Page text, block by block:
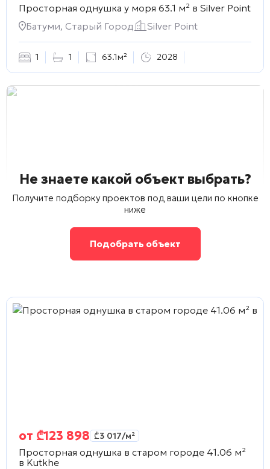
Просторная однушка у моря 63.1 м² в Silver Point
Батуми, Старый Город
Silver Point
1 1 63.1м² 2028
Не знаете какой объект выбрать?
Получите подборку проектов под ваши цели по кнопке
ниже
Подобрать объект
от ₾123 898 ₾3 017/м²
Просторная однушка в старом городе 41.06 м²
в Kutkhe